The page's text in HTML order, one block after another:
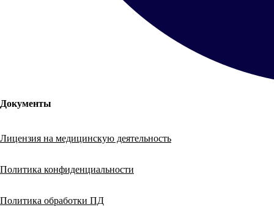
Документы
Лицензия на медицинскую деятельность
Политика конфиденциальности
Политика обработки ПД